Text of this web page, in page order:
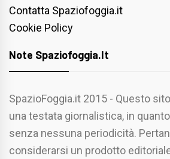
Contatta Spaziofoggia.it
Cookie Policy
Note Spaziofoggia.it
SpazioFoggia.it 2015 - Questo
una testata giornalistica, in
senza nessuna periodicità.
considerarsi un prodotto